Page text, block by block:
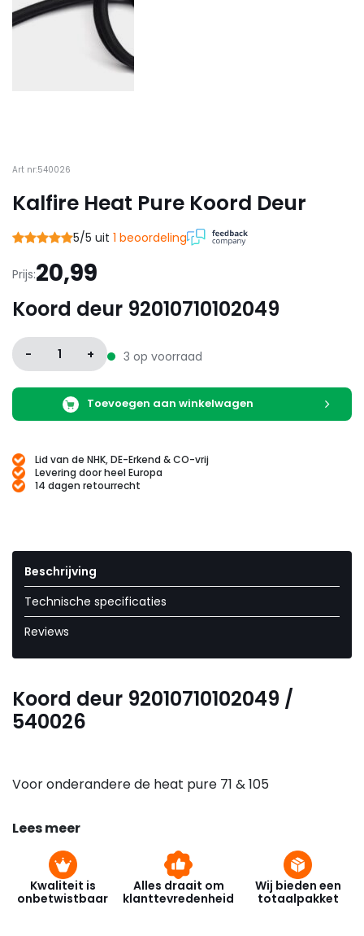
Art nr:540026
Kalfire Heat Pure Koord Deur
5/5 uit 1 beoordeling
Prijs:20,99
Koord deur 92010710102049
- 1 + 3 op voorraad
Toevoegen aan winkelwagen
Lid van de NHK, DE-Erkend & CO-vrij
Levering door heel Europa
14 dagen retourrecht
Beschrijving
Technische specificaties
Reviews
Koord deur 92010710102049 /
540026
Voor onderandere de heat pure 71 & 105
Lees meer
Kwaliteit is
onbetwistbaar
Alles draait om
klanttevredenheid
Wij bieden een
totaalpakket